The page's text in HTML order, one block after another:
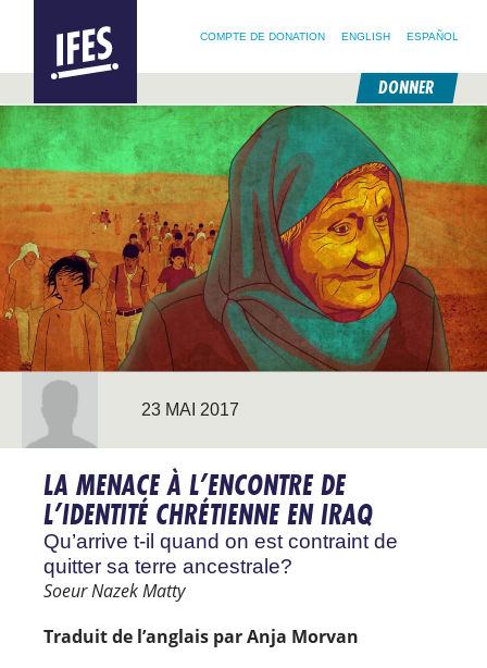
PASSER
AU
CONTENU
PRINCIPAL
COMPTE DE DONATION ENGLISH ESPAÑOL
INTERNATIONAL
FELLOWSHIP
EVANGELICAL
DONNER
23 MAI 2017
LA MENACE À L’ENCONTRE DE
L’IDENTITÉ CHRÉTIENNE EN IRAQ
Qu’arrive t-il quand on est contraint de
quitter sa terre ancestrale?
Soeur Nazek Matty
Traduit de l’anglais par Anja Morvan